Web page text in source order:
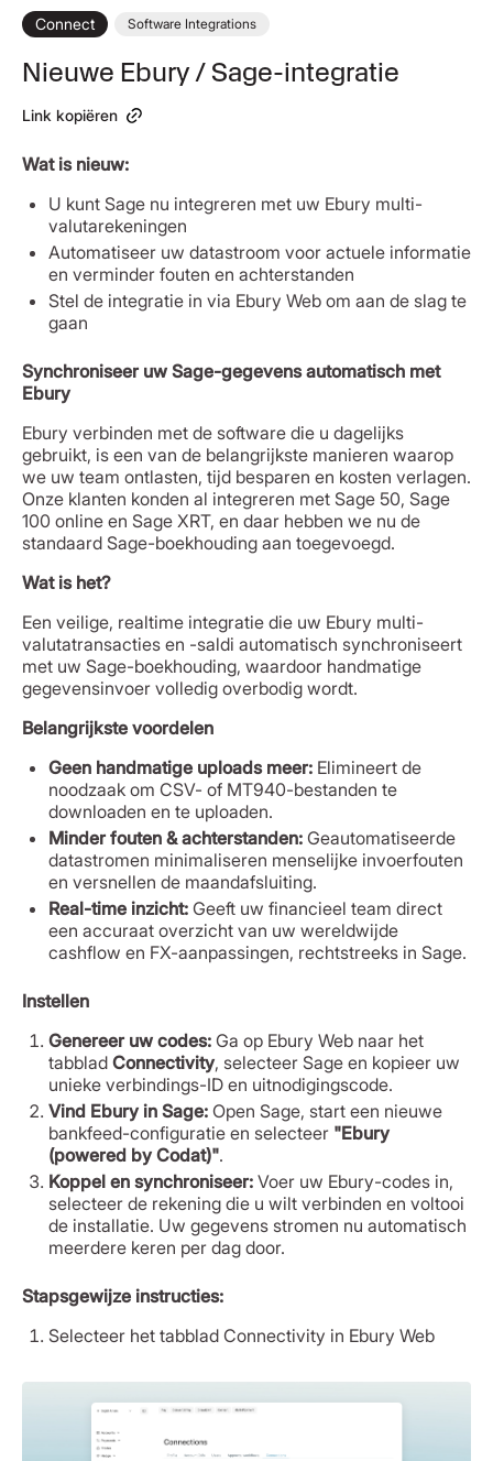
Connect Software Integrations
Nieuwe Ebury / Sage-integratie
Link kopiëren
Wat is nieuw:
U kunt Sage nu integreren met uw Ebury multi-
valutarekeningen
Automatiseer uw datastroom voor actuele informatie
en verminder fouten en achterstanden
Stel de integratie in via Ebury Web om aan de slag te
gaan
Synchroniseer uw Sage-gegevens automatisch met
Ebury
Ebury verbinden met de software die u dagelijks
gebruikt, is een van de belangrijkste manieren waarop
we uw team ontlasten, tijd besparen en kosten verlagen.
Onze klanten konden al integreren met Sage 50, Sage
100 online en Sage XRT, en daar hebben we nu de
standaard Sage-boekhouding aan toegevoegd.
Wat is het?
Een veilige, realtime integratie die uw Ebury multi-
valutatransacties en -saldi automatisch synchroniseert
met uw Sage-boekhouding, waardoor handmatige
gegevensinvoer volledig overbodig wordt.
Belangrijkste voordelen
Geen handmatige uploads meer: Elimineert de
noodzaak om CSV- of MT940-bestanden te
downloaden en te uploaden.
Minder fouten & achterstanden: Geautomatiseerde
datastromen minimaliseren menselijke invoerfouten
en versnellen de maandafsluiting.
Real-time inzicht: Geeft uw financieel team direct
een accuraat overzicht van uw wereldwijde
cashflow en FX-aanpassingen, rechtstreeks in Sage.
Instellen
Genereer uw codes: Ga op Ebury Web naar het
tabblad Connectivity, selecteer Sage en kopieer uw
unieke verbindings-ID en uitnodigingscode.
Vind Ebury in Sage: Open Sage, start een nieuwe
bankfeed-configuratie en selecteer "Ebury
(powered by Codat)".
Koppel en synchroniseer: Voer uw Ebury-codes in,
selecteer de rekening die u wilt verbinden en voltooi
de installatie. Uw gegevens stromen nu automatisch
meerdere keren per dag door.
Stapsgewijze instructies:
Selecteer het tabblad Connectivity in Ebury Web